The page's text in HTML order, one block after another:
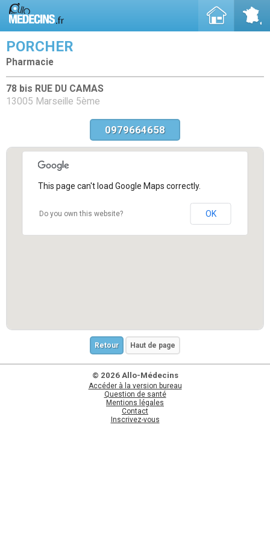
PORCHER
Pharmacie
78 bis RUE DU CAMAS
13005 Marseille 5ème
0979664658
This page can't load Google Maps correctly.
Do you own this website? OK
Retour Haut de page
© 2026 Allo-Médecins
Accéder à la version bureau
Question de santé
Mentions légales
Contact
Inscrivez-vous